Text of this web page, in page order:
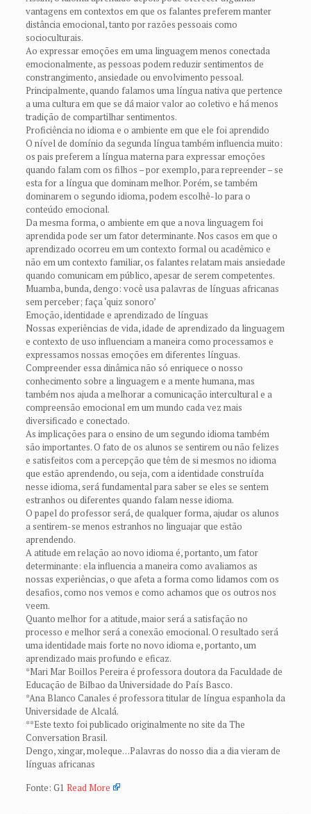
vantagens em contextos em que os falantes preferem manter
distância emocional, tanto por razões pessoais como
socioculturais.
Ao expressar emoções em uma linguagem menos conectada
emocionalmente, as pessoas podem reduzir sentimentos de
constrangimento, ansiedade ou envolvimento pessoal.
Principalmente, quando falamos uma língua nativa que pertence
a uma cultura em que se dá maior valor ao coletivo e há menos
tradição de compartilhar sentimentos.
Proficiência no idioma e o ambiente em que ele foi aprendido
O nível de domínio da segunda língua também influencia muito:
os pais preferem a língua materna para expressar emoções
quando falam com os filhos – por exemplo, para repreender – se
esta for a língua que dominam melhor. Porém, se também
dominarem o segundo idioma, podem escolhê-lo para o
conteúdo emocional.
Da mesma forma, o ambiente em que a nova linguagem foi
aprendida pode ser um fator determinante. Nos casos em que o
aprendizado ocorreu em um contexto formal ou acadêmico e
não em um contexto familiar, os falantes relatam mais ansiedade
quando comunicam em público, apesar de serem competentes.
Muamba, bunda, dengo: você usa palavras de línguas africanas
sem perceber; faça ‘quiz sonoro’
Emoção, identidade e aprendizado de línguas
Nossas experiências de vida, idade de aprendizado da linguagem
e contexto de uso influenciam a maneira como processamos e
expressamos nossas emoções em diferentes línguas.
Compreender essa dinâmica não só enriquece o nosso
conhecimento sobre a linguagem e a mente humana, mas
também nos ajuda a melhorar a comunicação intercultural e a
compreensão emocional em um mundo cada vez mais
diversificado e conectado.
As implicações para o ensino de um segundo idioma também
são importantes. O fato de os alunos se sentirem ou não felizes
e satisfeitos com a percepção que têm de si mesmos no idioma
que estão aprendendo, ou seja, com a identidade construída
nesse idioma, será fundamental para saber se eles se sentem
estranhos ou diferentes quando falam nesse idioma.
O papel do professor será, de qualquer forma, ajudar os alunos
a sentirem-se menos estranhos no linguajar que estão
aprendendo.
A atitude em relação ao novo idioma é, portanto, um fator
determinante: ela influencia a maneira como avaliamos as
nossas experiências, o que afeta a forma como lidamos com os
desafios, como nos vemos e como achamos que os outros nos
veem.
Quanto melhor for a atitude, maior será a satisfação no
processo e melhor será a conexão emocional. O resultado será
uma identidade mais forte no novo idioma e, portanto, um
aprendizado mais profundo e eficaz.
*Mari Mar Boillos Pereira é professora doutora da Faculdade de
Educação de Bilbao da Universidade do País Basco.
*Ana Blanco Canales é professora titular de língua espanhola da
Universidade de Alcalá.
**Este texto foi publicado originalmente no site da The
Conversation Brasil.
Dengo, xingar, moleque…Palavras do nosso dia a dia vieram de
línguas africanas
Fonte: G1 Read More